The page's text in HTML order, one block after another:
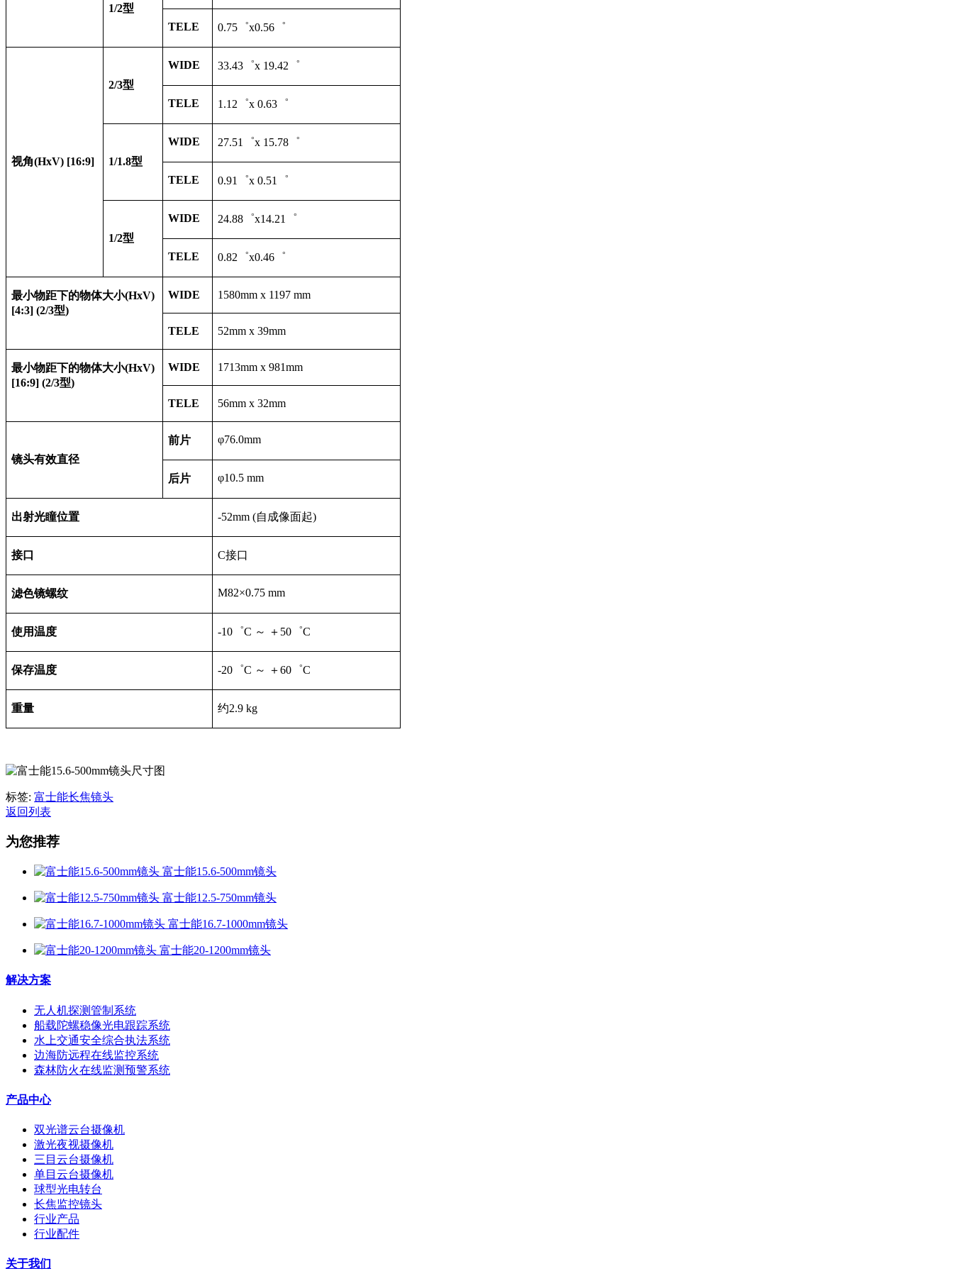
1/2型
TELE 0.75 ゜x0.56゜
视角(HxV) [16:9]
2/3型
WIDE 33.43 ゜x 19.42゜
TELE 1.12 ゜x 0.63゜
1/1.8型
WIDE 27.51 ゜x 15.78゜
TELE 0.91 ゜x 0.51゜
1/2型
WIDE 24.88 ゜x14.21゜
TELE 0.82 ゜x0.46゜
最小物距下的物体大小(HxV)
[4:3] (2/3型)
WIDE 1580mm x 1197 mm
TELE 52mm x 39mm
最小物距下的物体大小(HxV)
[16:9] (2/3型)
WIDE 1713mm x 981mm
TELE 56mm x 32mm
镜头有效直径
前片 φ76.0mm
后片 φ10.5 mm
出射光瞳位置 -52mm (自成像面起)
接口 C接口
滤色镜螺纹 M82×0.75 mm
使用温度 -10 ゜C ～ ＋50゜C
保存温度 -20 ゜C ～ ＋60゜C
重量 约2.9 kg
标签: 富士能长焦镜头
返回列表
为您推荐
富士能15.6-500mm镜头
富士能12.5-750mm镜头
富士能16.7-1000mm镜头
富士能20-1200mm镜头
解决方案
无人机探测管制系统
船载陀螺稳像光电跟踪系统
水上交通安全综合执法系统
边海防远程在线监控系统
森林防火在线监测预警系统
产品中心
双光谱云台摄像机
激光夜视摄像机
三目云台摄像机
单目云台摄像机
球型光电转台
长焦监控镜头
行业产品
行业配件
关于我们